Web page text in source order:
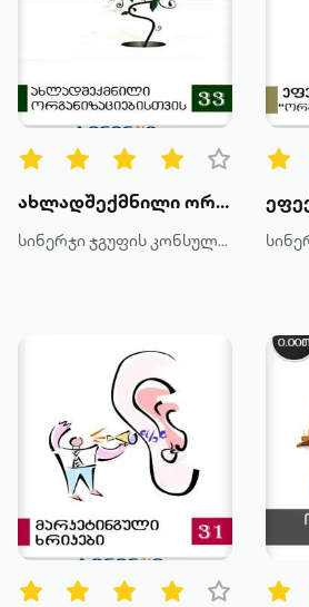
ახლადშექმნილი ორგანიზაციებისთვის
სინერჯი ჯგუფის კონსულტანტები